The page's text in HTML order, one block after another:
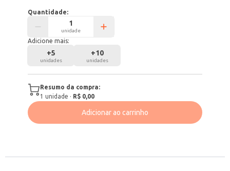
Quantidade:
unidade
Adicione mais:
+5
unidades
+10
unidades
Resumo da compra:
1 unidade · R$ 0,00
Adicionar ao carrinho